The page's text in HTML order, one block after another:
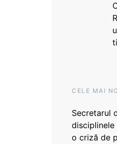
CELE MAI
Secretarul
o criză de